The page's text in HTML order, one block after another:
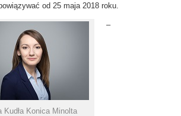
od 25 maja 2018 roku.
Kudła Konica Minolta
–